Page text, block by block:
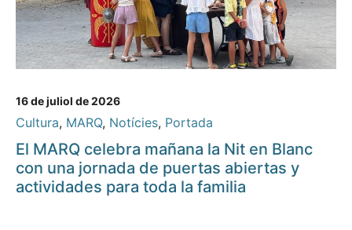
16 de juliol de 2026
Cultura, MARQ, Notícies, Portada
El MARQ celebra mañana la Nit en Blanc
con una jornada de puertas abiertas y
actividades para toda la familia